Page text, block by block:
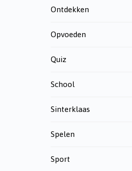
Ontdekken
Opvoeden
Quiz
School
Sinterklaas
Spelen
Sport